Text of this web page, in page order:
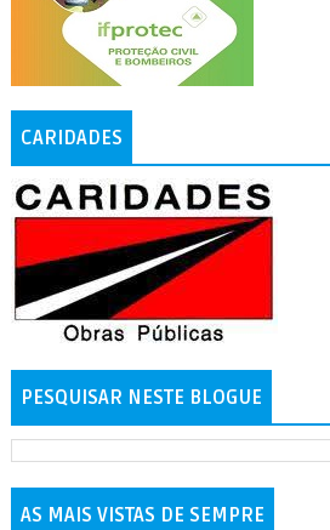
CARIDADES
PESQUISAR NESTE BLOGUE
AS MAIS VISTAS DE SEMPRE